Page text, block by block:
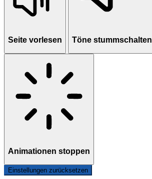
Seite vorlesen Töne stummschalten
Animationen stoppen
Einstellungen zurücksetzen